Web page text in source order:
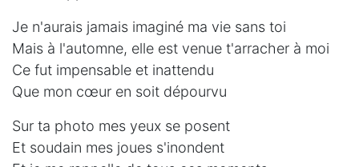
Je n'aurais jamais imaginé ma vie sans toi
Mais à l'automne, elle est venue t'arracher à moi
Ce fut impensable et inattendu
Que mon cœur en soit dépourvu
Sur ta photo mes yeux se posent
Et soudain mes joues s'inondent